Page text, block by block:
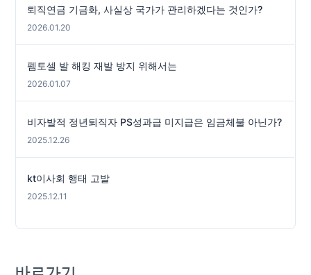
퇴직연금 기금화, 사실상 국가가 관리하겠다는 것인가?
2026.01.20
펨토셀 발 해킹 재발 방지 위해서는
2026.01.07
비자발적 정년퇴직자 PS성과급 미지급은 임금체불 아닌가?
2025.12.26
kt이사회 행태 고발
2025.12.11